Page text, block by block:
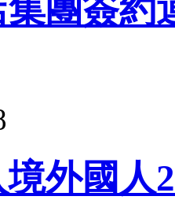
集團簽約
外國人